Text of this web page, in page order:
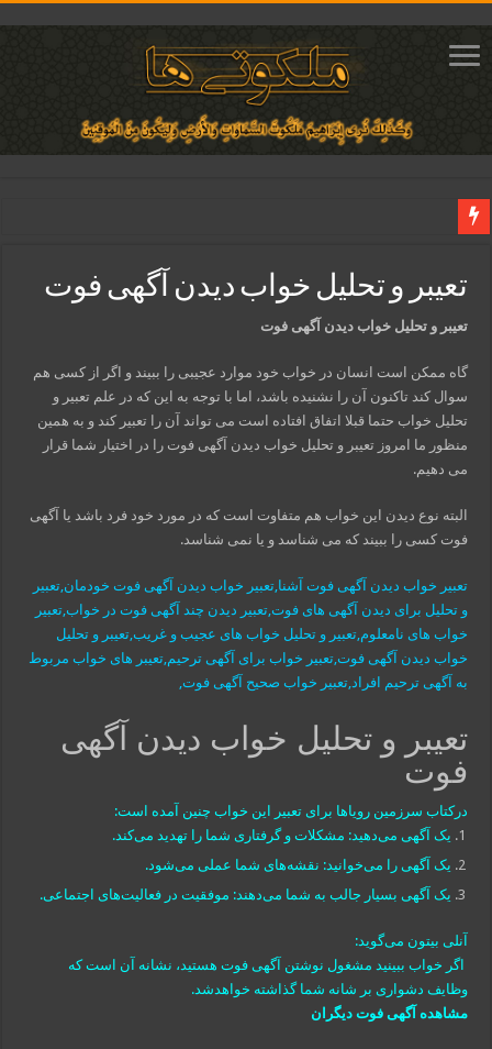
ختم آیات ۲ و ۳ سوره طلاق برای افزایش رزق و روزی | روش ختم، متن آیات و فضیلت
آیات قرآنی برای استجابت دعا و آسان شدن کارها و برآورده شدن حاجت
دعای افزایش رزق و روزی و ثروتمند شدن | متن دعا و اذکار مجرب
تعیبر و تحلیل خواب دیدن آگهی فوت
تعیبر و تحلیل خواب دیدن آگهی فوت
گاه ممکن است انسان در خواب خود موارد عجیبی را ببیند و اگر از کسی هم
سوال کند تاکنون آن را نشنیده باشد، اما با توجه به این که در علم تعبیر و
تحلیل خواب حتما قبلا اتفاق افتاده است می تواند آن را تعبیر کند و به همین
منظور ما امروز تعیبر و تحلیل خواب دیدن آگهی فوت را در اختیار شما قرار
می دهیم.
البته نوع دیدن این خواب هم متفاوت است که در مورد خود فرد باشد یا آگهی
فوت کسی را ببیند که می شناسد و یا نمی شناسد.
تعبیر خواب دیدن آگهی فوت آشنا,تعبیر خواب دیدن آگهی فوت خودمان,تعبیر
و تحلیل برای دیدن آگهی های فوت,تعبیر دیدن چند آگهی فوت در خواب,تعبیر
خواب های نامعلوم,تعبیر و تحلیل خواب های عجیب و غریب,تعیبر و تحلیل
خواب دیدن آگهی فوت,تعبیر خواب برای آگهی ترحیم,تعیبر های خواب مربوط
به آگهی ترحیم افراد,تعبیر خواب صحیح آگهی فوت,
تعیبر و تحلیل خواب دیدن آگهی
فوت
درکتاب سرزمین رویاها برای تعبیر این خواب چنین آمده است:
یک آگهی می‌دهید: مشکلات و گرفتاری شما را تهدید می‌کند.
یک آگهی را می‌خوانید: نقشه‌های شما عملی می‌شود.
یک آگهی بسیار جالب به شما می‌دهند: موفقیت در فعالیت‌های اجتماعی.
آنلی بیتون می‌گوید:
اگر خواب ببینید مشغول نوشتن آگهی فوت هستید، نشانه آن است که
وظایف دشواری بر شانه شما گذاشته خواهدشد.
مشاهده آگهی فوت دیگران